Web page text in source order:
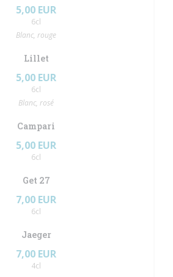
5,00 EUR
6cl
Blanc, rouge
Lillet
5,00 EUR
6cl
Blanc, rosé
Campari
5,00 EUR
6cl
Get 27
7,00 EUR
6cl
Jaeger
7,00 EUR
4cl